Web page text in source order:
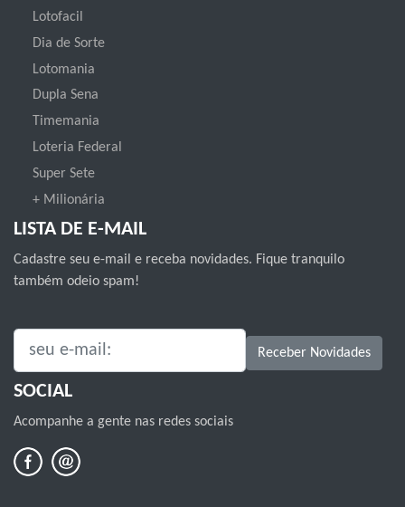
Lotofacil
Dia de Sorte
Lotomania
Dupla Sena
Timemania
Loteria Federal
Super Sete
+ Milionária
LISTA DE E-MAIL
Cadastre seu e-mail e receba novidades. Fique tranquilo
também odeio spam!
SEU E-MAIL: Receber Novidades
SOCIAL
Acompanhe a gente nas redes sociais